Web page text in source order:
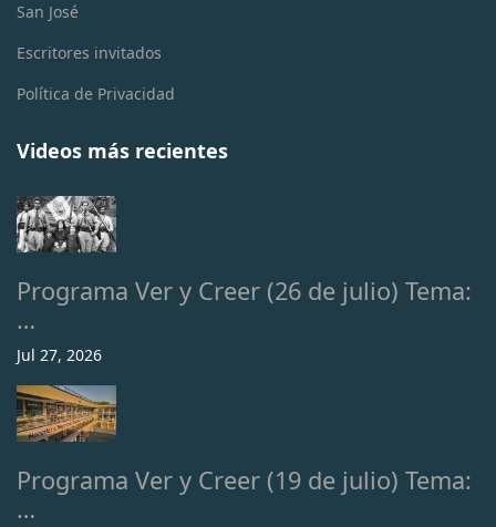
San José
Escritores invitados
Política de Privacidad
Videos más recientes
Programa Ver y Creer (26 de julio) Tema:
…
Jul 27, 2026
Programa Ver y Creer (19 de julio) Tema:
…